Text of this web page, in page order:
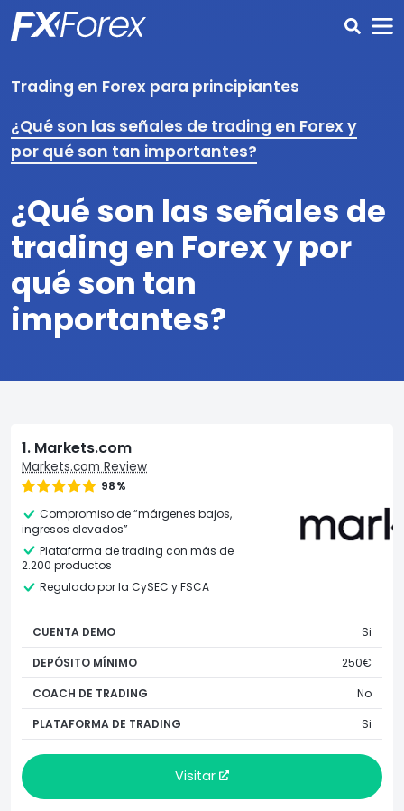
Trading en Forex para principiantes
¿Qué son las señales de trading en Forex y
por qué son tan importantes?
¿Qué son las señales de
trading en Forex y por
qué son tan
importantes?
1. Markets.com
Markets.com Review
98%
Compromiso de “márgenes bajos,
ingresos elevados”
Plataforma de trading con más de
2.200 productos
Regulado por la CySEC y FSCA
CUENTA DEMO
Si
DEPÓSITO MÍNIMO
250€
COACH DE TRADING
No
PLATAFORMA DE TRADING
Si
Visitar